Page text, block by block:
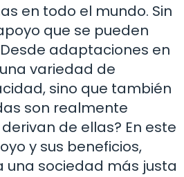
en todo el mundo. Sin
que se pueden
adaptaciones en
variedad de
sino que también
son realmente
de ellas? En este
y sus beneficios,
una sociedad más justa